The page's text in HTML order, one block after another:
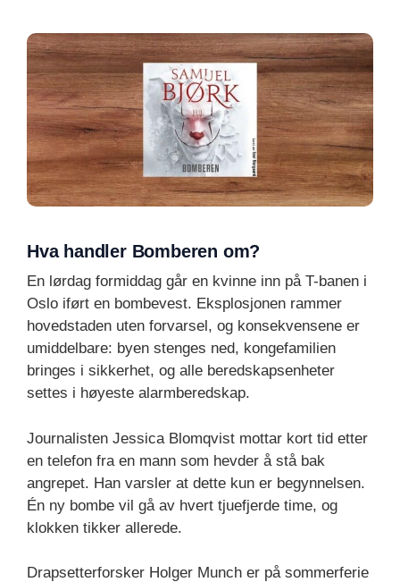
Hva handler Bomberen om?
En lørdag formiddag går en kvinne inn på T-banen i
Oslo iført en bombevest. Eksplosjonen rammer
hovedstaden uten forvarsel, og konsekvensene er
umiddelbare: byen stenges ned, kongefamilien
bringes i sikkerhet, og alle beredskapsenheter
settes i høyeste alarmberedskap.
Journalisten Jessica Blomqvist mottar kort tid etter
en telefon fra en mann som hevder å stå bak
angrepet. Han varsler at dette kun er begynnelsen.
Én ny bombe vil gå av hvert tjuefjerde time, og
klokken tikker allerede.
Drapsetterforsker Holger Munch er på sommerferie